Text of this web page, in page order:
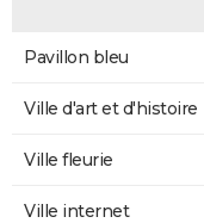
Pavillon bleu
Ville d'art et d'histoire
Ville fleurie
Ville internet